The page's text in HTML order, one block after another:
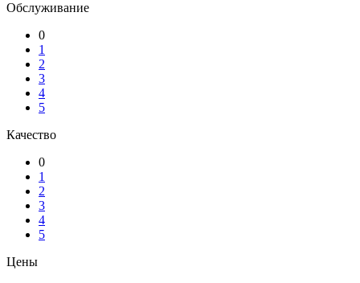
Обслуживание
0
1
2
3
4
5
Качество
0
1
2
3
4
5
Цены